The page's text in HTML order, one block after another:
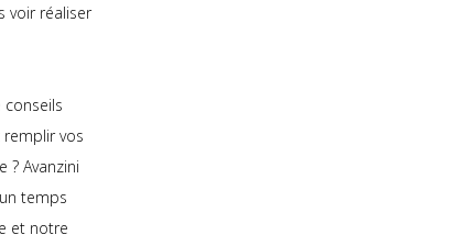
voir réaliser
vos
? Avanzini
temps
et notre